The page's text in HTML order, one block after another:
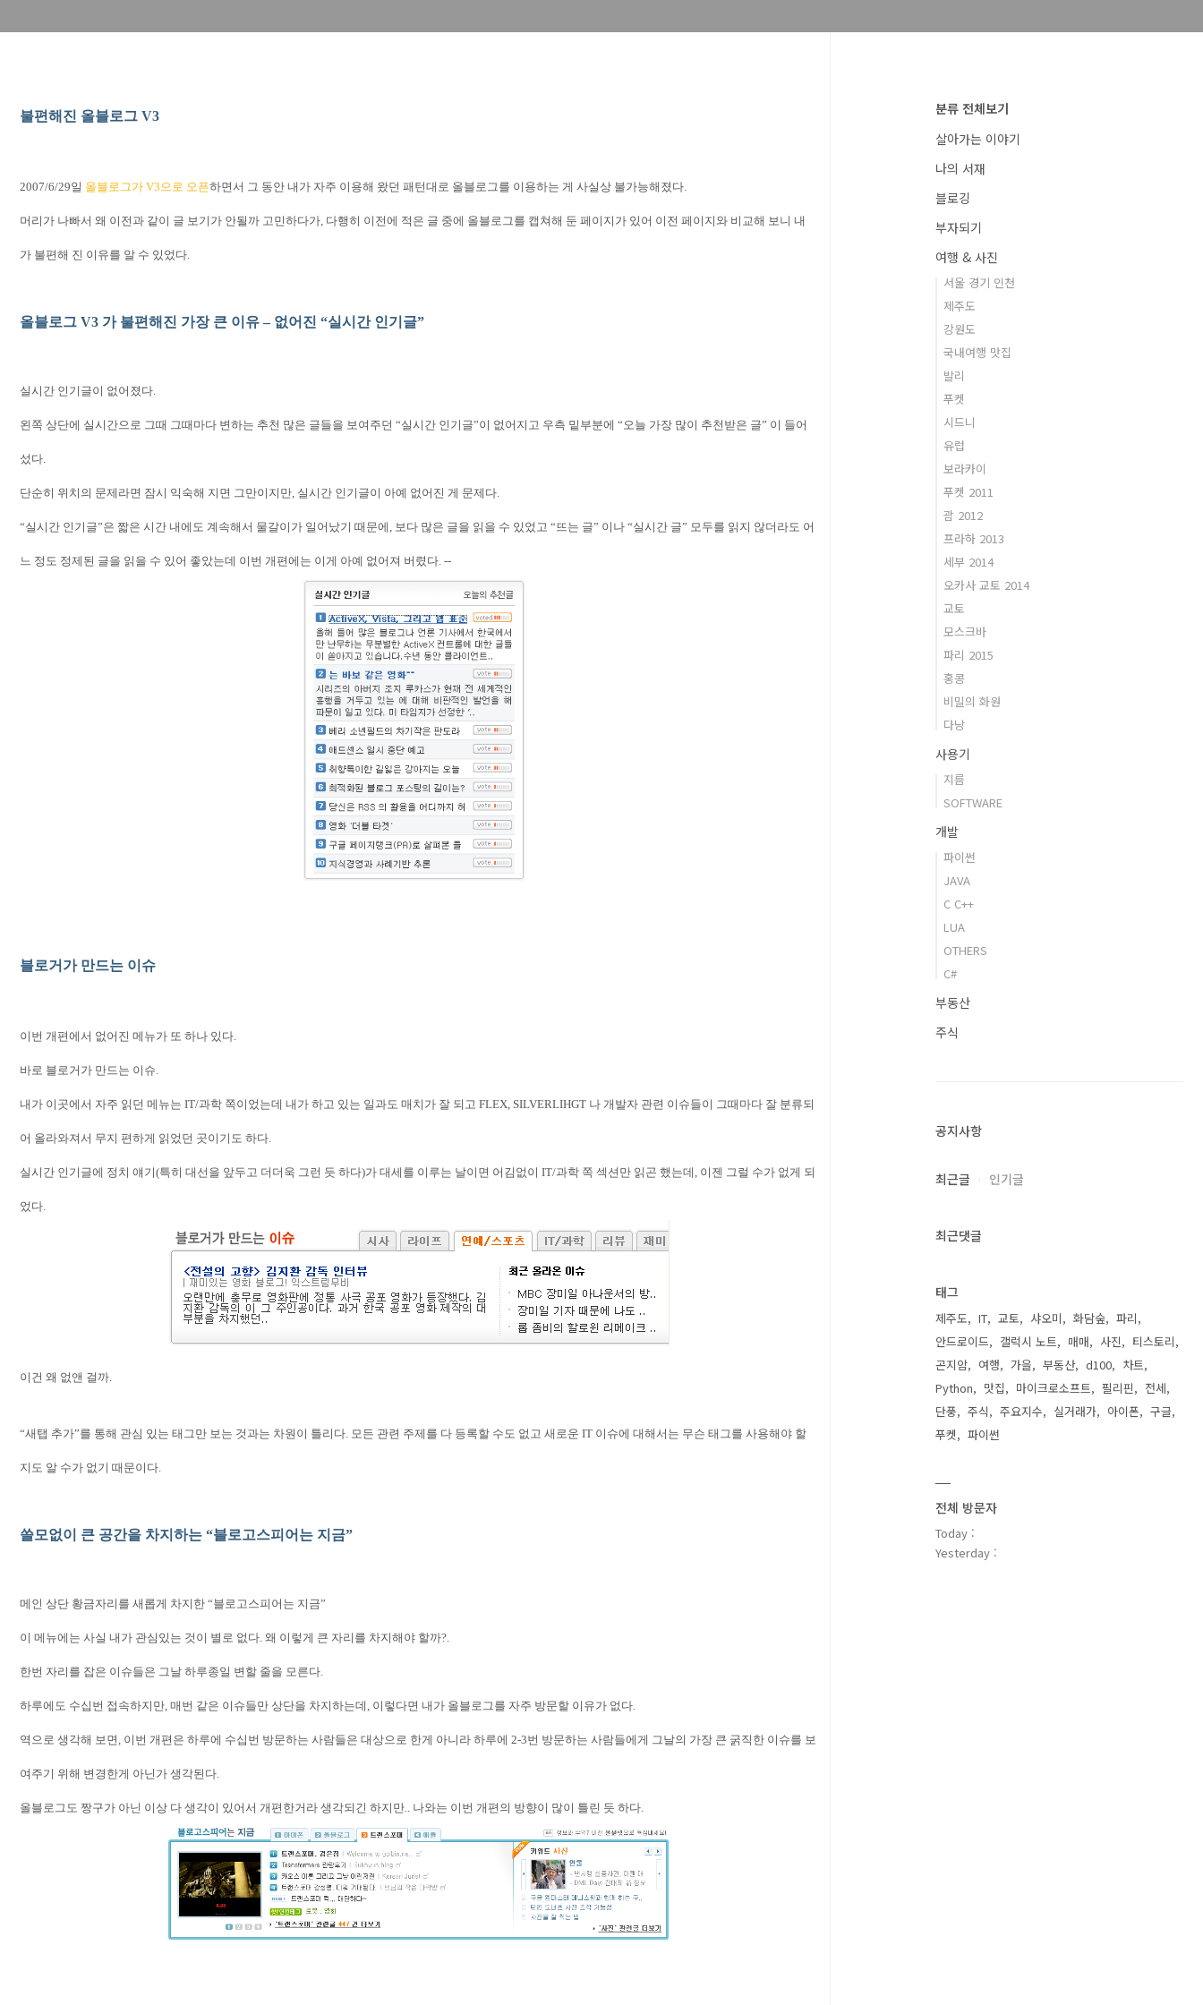
불편해진 올블로그 V3
2007/6/29일 올블로그가 V3으로 오픈하면서 그 동안 내가 자주 이용해 왔던 패턴대로 올블로그를 이용하는 게 사실상 불가능해졌다.
머리가 나빠서 왜 이전과 같이 글 보기가 안될까 고민하다가, 다행히 이전에 적은 글 중에 올블로그를 캡쳐해 둔 페이지가 있어 이전 페이지와 비교해 보니 내
가 불편해 진 이유를 알 수 있었다.
올블로그 V3 가 불편해진 가장 큰 이유 – 없어진 “실시간 인기글”
실시간 인기글이 없어졌다.
왼쪽 상단에 실시간으로 그때 그때마다 변하는 추천 많은 글들을 보여주던 “실시간 인기글”이 없어지고 우측 밑부분에 “오늘 가장 많이 추천받은 글” 이 들어
섰다.
단순히 위치의 문제라면 잠시 익숙해 지면 그만이지만, 실시간 인기글이 아예 없어진 게 문제다.
“실시간 인기글”은 짧은 시간 내에도 계속해서 물갈이가 일어났기 때문에 , 보다 많은 글을 읽을 수 있었고 “뜨는 글” 이나 “실시간 글” 모두를 읽지 않더라도 어
느 정도 정제된 글을 읽을 수 있어 좋았는데 이번 개편에는 이게 아예 없어져 버렸다. --
블로거가 만드는 이슈
이번 개편에서 없어진 메뉴가 또 하나 있다
바로 블로거가 만드는 이슈
내가 이곳에서 자주 읽던 메뉴는 IT/과학 쪽이었는데 내가 하고 있는 일과도 매치가 잘 되고 FLEX, SILVERLIHGT 나 개발자 관련 이슈들이 그때마다 잘 분류되
어 올라와져서 무지 편하게 읽었던 곳이기도 하다
실시간 인기글에 정치 얘기(특히 대선을 앞두고 더더욱 그런 듯 하다)가 대세를 이루는 날이면 어김없이 IT/과학 쪽 섹션만 읽곤 했는데 이젠 그럴 수가 없게 되
었다
이건 왜 없앤 걸까
“새탭 추가”를 통해 관심 있는 태그만 보는 것과는 차원이 틀리다 모든 관련 주제를 다 등록할 수도 없고 새로운 IT 이슈에 대해서는 무슨 태그를 사용해야 할
지도 알 수가 없기 때문이다
쓸모없이 큰 공간을 차지하는 “블로고스피어는 지금”
메인 상단 황금자리를 새롭게 차지한 “블로고스피어는 지금”
이 메뉴에는 사실 내가 관심있는 것이 별로 없다 왜 이렇게 큰 자리를 차지해야 할까?.
한번 자리를 잡은 이슈들은 그날 하루종일 변할 줄을 모른다
하루에도 수십번 접속하지만 매번 같은 이슈들만 상단을 차지하는데 이렇다면 내가 올블로그를 자주 방문할 이유가 없다
역으로 생각해 보면 이번 개편은 하루에 수십번 방문하는 사람들은 대상으로 한게 아니라 하루에 2-3번 방문하는 사람들에게 그날의 가장 큰 굵직한 이슈를 보
여주기 위해 변경한게 아닌가 생각된다
올블로그도 짱구가 아닌 이상 다 생각이 있어서 개편한거라 생각되긴 하지만 나와는 이번 개편의 방향이 많이 틀린 듯 하다
분류 전체보기
살아가는 이야기
나의 서재
블로깅
부자되기
여행 & 사진
서울 경기 인천
제주도
강원도
국내여행 맛집
발리
푸켓
시드니
유럽
보라카이
푸켓 2011
괌 2012
프라하 2013
세부 2014
오카사 교토 2014
교토
모스크바
파리 2015
홍콩
비밀의 화원
다낭
사용기
지름
SOFTWARE
개발
파이썬
JAVA
C C++
LUA
OTHERS
C#
부동산
주식
공지사항
최근글 인기글
최근댓글
태그
제주도 IT 교토 샤오미 화담숲
파리
안드로이드
갤럭시 노트 매매 사진
티스토리
곤지암
여행 가을 부동산 d100
차트
Python
맛집 마이크로소프트 필리핀
전세
단풍
주식 주요지수 실거래가 아이폰
구글
푸켓
파이썬
전체 방문자
Today :
Yesterday :